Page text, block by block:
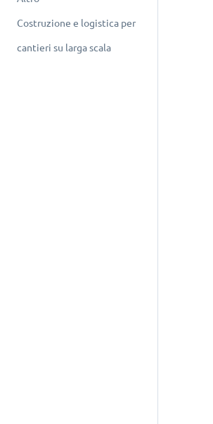
Costruzione e logistica per
cantieri su larga scala